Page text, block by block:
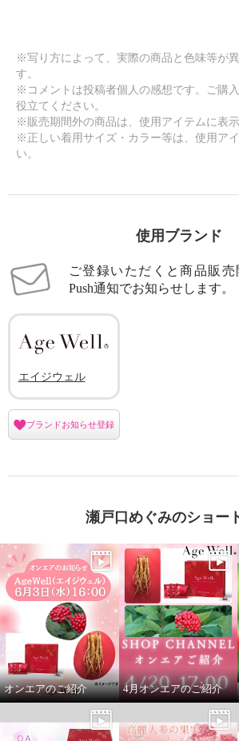
高麗人参の果実 ジンセンベリー
使用！ 美容健康サプリメント “エ
イジウェル” ６０包ボリュームパ
ック
※写り方によって、実際の商品と色味等が
す。
※コメントは投稿者個人の感想です。ご購
役立てください。
※販売期間外の商品は、使用アイテムに表示
※正しい着用サイズ・カラー等は、使用ア
い。
使用ブランド
ご登録いただくと商品販売
Push通知でお知らせします。
エイジウェル
ブランドお知らせ登録
瀬戸口めぐみのショー
オンエアのご紹介 4月オンエアのご紹介